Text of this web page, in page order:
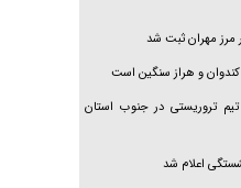
و هراز سنگین است
تروریستی در جنوب استان
اعلام شد